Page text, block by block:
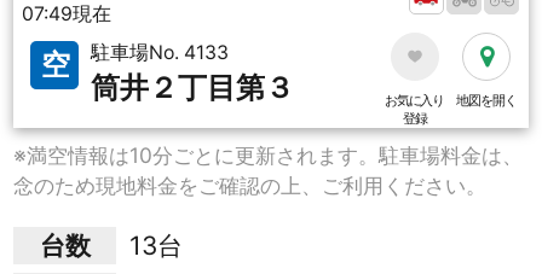
07:49現在
空 駐車場No. 4133
筒井２丁目第３
お気に入り
登録
地図を開く
※満空情報は10分ごとに更新されます。駐車場料金は、
念のため現地料金をご確認の上、ご利用ください。
台数
13台